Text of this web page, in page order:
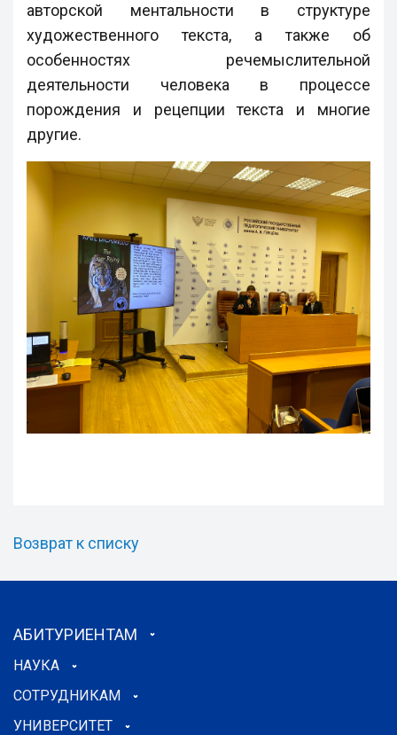
авторской ментальности в структуре
художественного текста, а также об
особенностях речемыслительной
деятельности человека в процессе
порождения и рецепции текста и многие
другие.
Возврат к списку
АБИТУРИЕНТАМ
НАУКА
СОТРУДНИКАМ
УНИВЕРСИТЕТ